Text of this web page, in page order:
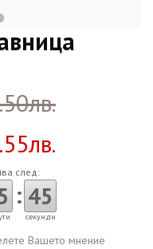
след:
: 44
секунди
Вашето мнение